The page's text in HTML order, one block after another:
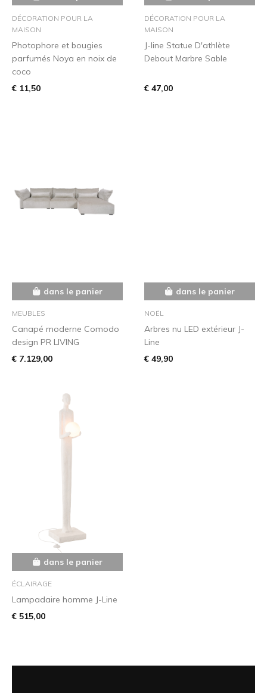
DÉCORATION POUR LA
MAISON
Photophore et bougies
parfumés Noya en noix de
coco
€ 11,50
DÉCORATION POUR LA
MAISON
J-line Statue D'athlète
Debout Marbre Sable
€ 47,00
dans le panier
MEUBLES
Canapé moderne Comodo
design PR LIVING
€ 7.129,00
dans le panier
NOËL
Arbres nu LED extérieur J-
Line
€ 49,90
dans le panier
ÉCLAIRAGE
Lampadaire homme J-Line
€ 515,00